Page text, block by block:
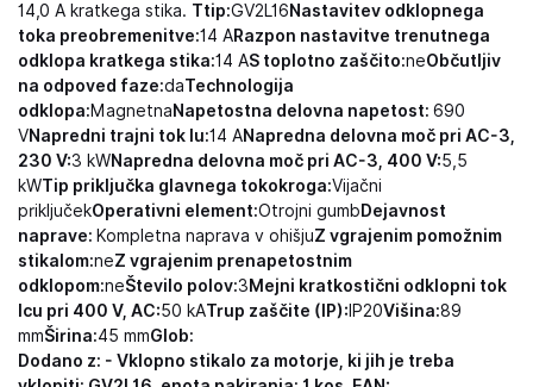
14,0 A kratkega stika. Ttip:GV2L16Nastavitev odklopnega
toka preobremenitve:14 ARazpon nastavitve trenutnega
odklopa kratkega stika:14 AS toplotno zaščito:neObčutljiv
na odpoved faze:daTechnologija
odklopa:MagnetnaNapetostna delovna napetost: 690
VNapredni trajni tok Iu:14 ANapredna delovna moč pri AC-3,
230 V:3 kWNapredna delovna moč pri AC-3, 400 V:5,5
kWTip priključka glavnega tokokroga:Vijačni
priključekOperativni element:Otrojni gumbDejavnost
naprave: Kompletna naprava v ohišjuZ vgrajenim pomožnim
stikalom:neZ vgrajenim prenapetostnim
odklopom:neŠtevilo polov:3Mejni kratkostični odklopni tok
Icu pri 400 V, AC:50 kATrup zaščite (IP): IP20Višina:89
mmŠirina:45 mmGlob:
Dodano z: - Vklopno stikalo za motorje, ki jih je treba